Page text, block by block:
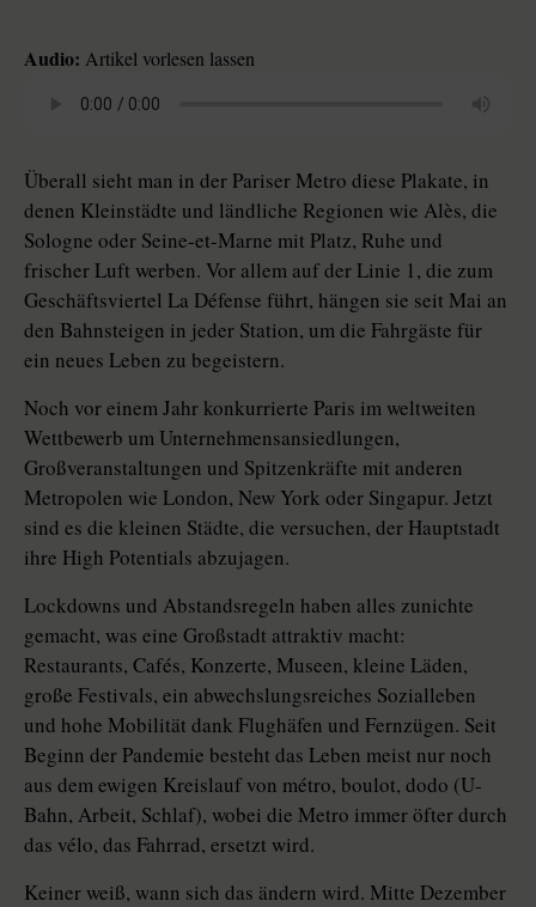
Audio: Artikel vorlesen lassen
Überall sieht man in der Pariser Metro diese Plakate, in
denen Kleinstädte und ländliche Regionen wie Alès, die
Sologne oder Seine-et-Marne mit Platz, Ruhe und
frischer Luft werben. Vor allem auf der Linie 1, die zum
Geschäftsviertel La Défense führt, hängen sie seit Mai an
den Bahnsteigen in jeder Sta­tion, um die Fahrgäste für
ein neues Leben zu begeistern.
Noch vor einem Jahr konkurrierte Paris im weltweiten
Wettbewerb um Unternehmensansiedlungen,
Großveranstaltungen und Spitzenkräfte mit anderen
Metropolen wie London, New York oder Singapur. Jetzt
sind es die kleinen Städte, die versuchen, der Hauptstadt
ihre High Potentials abzujagen.
Lockdowns und Abstandsregeln haben alles zunichte
gemacht, was eine Großstadt attraktiv macht:
Restaurants, Cafés, Konzerte, Museen, kleine Läden,
große Festivals, ein abwechslungsreiches Sozialleben
und hohe Mobilität dank Flughäfen und Fernzügen. Seit
Beginn der Pandemie besteht das Leben meist nur noch
aus dem ewigen Kreislauf von métro, boulot, dodo (U-
Bahn, Arbeit, Schlaf), wobei die Metro immer öfter durch
das vélo, das Fahrrad, ersetzt wird.
Keiner weiß, wann sich das ändern wird. Mitte Dezember